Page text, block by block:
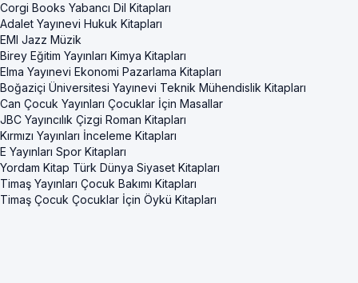
Corgi Books Yabancı Dil Kitapları
Adalet Yayınevi Hukuk Kitapları
EMI Jazz Müzik
Birey Eğitim Yayınları Kimya Kitapları
Elma Yayınevi Ekonomi Pazarlama Kitapları
Boğaziçi Üniversitesi Yayınevi Teknik Mühendislik Kitapları
Can Çocuk Yayınları Çocuklar İçin Masallar
JBC Yayıncılık Çizgi Roman Kitapları
Kırmızı Yayınları İnceleme Kitapları
E Yayınları Spor Kitapları
Yordam Kitap Türk Dünya Siyaset Kitapları
Timaş Yayınları Çocuk Bakımı Kitapları
Timaş Çocuk Çocuklar İçin Öykü Kitapları